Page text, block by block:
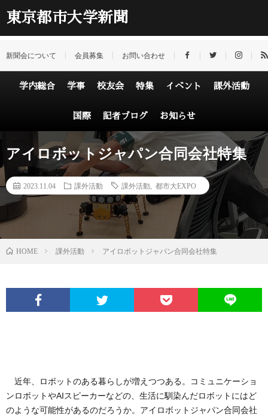
東京都市大学新聞
新聞会について 会員募集 お問い合わせ
学内総合 学事 校友会 特集 イベント 課外活動
国際 記者ブログ お知らせ
アイロボットジャパン合同会社特集
2023.11.04 課外活動 課外活動 都市大EXPO
HOME 課外活動 アイロボットジャパン合同会社特集
近年、ロボットのある暮らしが増えつつある。コミュニケーショ
ンロボットやAIスピーカーなどの、生活に馴染んだロボットにはど
のような可能性があるのだろうか。アイロボットジャパン合同会社